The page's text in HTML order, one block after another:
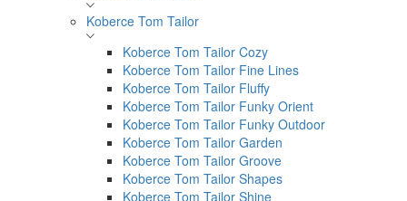
Koberce Tom Tailor
Koberce Tom Tailor Cozy
Koberce Tom Tailor Fine Lines
Koberce Tom Tailor Fluffy
Koberce Tom Tailor Funky Orient
Koberce Tom Tailor Funky Outdoor
Koberce Tom Tailor Garden
Koberce Tom Tailor Groove
Koberce Tom Tailor Shapes
Koberce Tom Tailor Shine